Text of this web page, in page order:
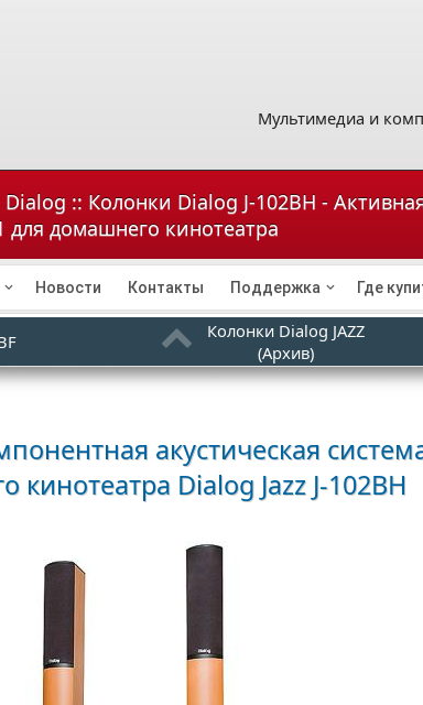
Мультимедиа и
:: Колонки Dialog J-102BH -
для домашнего кинотеатра
Новости Контакты Поддержка Где
Колонки Dialog JAZZ
(Архив)
акустическая
кинотеатра Dialog Jazz J-102BH